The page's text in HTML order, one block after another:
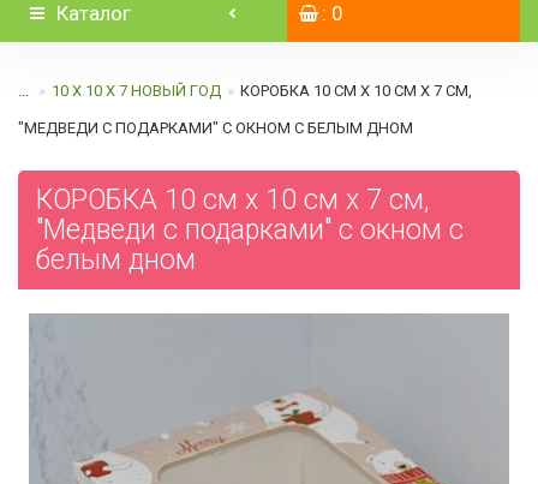
Каталог : 0
... 10 Х 10 Х 7 НОВЫЙ ГОД КОРОБКА 10 СМ Х 10 СМ Х 7 СМ,
"МЕДВЕДИ С ПОДАРКАМИ" С ОКНОМ C БЕЛЫМ ДНОМ
КОРОБКА 10 см х 10 см х 7 см,
"Медведи с подарками" с окном c
белым дном